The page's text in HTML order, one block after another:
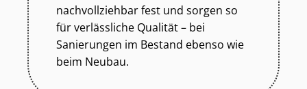
nachvollziehbar fest und sorgen so
für verlässliche Qualität – bei
Sanierungen im Bestand ebenso wie
beim Neubau.